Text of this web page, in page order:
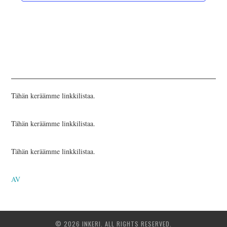
Tähän keräämme linkkilistaa.
Tähän keräämme linkkilistaa.
Tähän keräämme linkkilistaa.
AV
© 2026 INKERI. ALL RIGHTS RESERVED.